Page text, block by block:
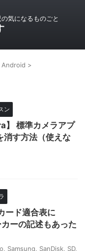
気になるものごと
Android >
ン
】 標準カメラアプ
消す方法（使えな
ード適合表に
ーの記述もあった
Samsung SanDisk SD,